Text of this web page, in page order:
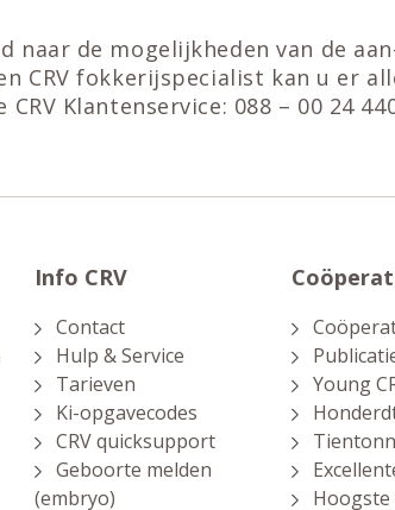
naar de mogelijkheden van de
CRV fokkerijspecialist kan u er
Klantenservice: 088 – 00 24
Info CRV
Contact
Hulp & Service
Tarieven
Ki-opgavecodes
CRV quicksupport
Geboorte melden
(embryo)
Young
Hoogste